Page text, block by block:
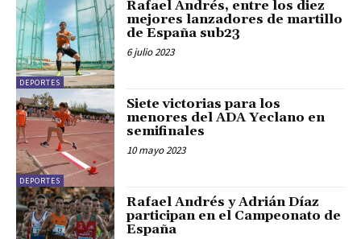
DEPORTES
Rafael Andrés, entre los diez
mejores lanzadores de martillo
de España sub23
6 julio 2023
DEPORTES
Siete victorias para los
menores del ADA Yeclano en
semifinales
10 mayo 2023
Rafael Andrés y Adrián Díaz
participan en el Campeonato de
España